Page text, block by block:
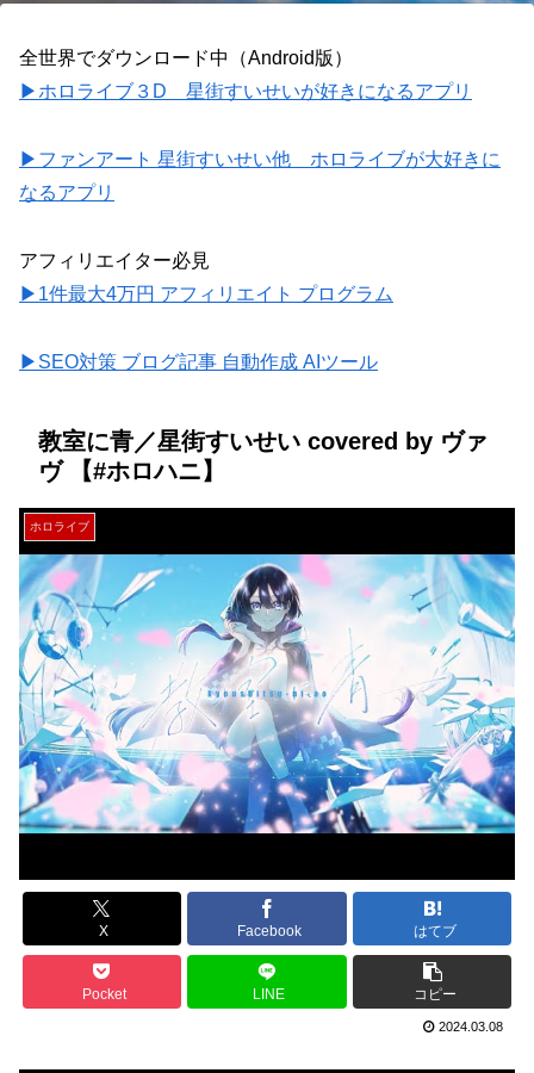
全世界でダウンロード中（Android版）
▶ホロライブ３D 星街すいせいが好きになるアプリ
▶ファンアート 星街すいせい他 ホロライブが大好きに
なるアプリ
アフィリエイター必見
▶1件最大4万円 アフィリエイト プログラム
▶SEO対策 ブログ記事 自動作成 AIツール
教室に青／星街すいせい covered by ヴァ
ヴ 【#ホロハニ】
ホロライブ
X Facebook はてブ
Pocket LINE コピー
2024.03.08